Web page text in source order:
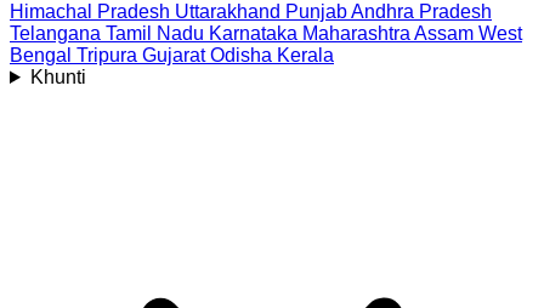
Himachal Pradesh Uttarakhand PunjabAndhra Pradesh
Telangana Tamil Nadu Karnataka Maharashtra Assam West
Bengal Tripura Gujarat Odisha Kerala
Khunti